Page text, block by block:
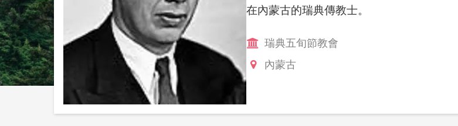
在內蒙古的瑞典傳教士。
瑞典五旬節教會
內蒙古